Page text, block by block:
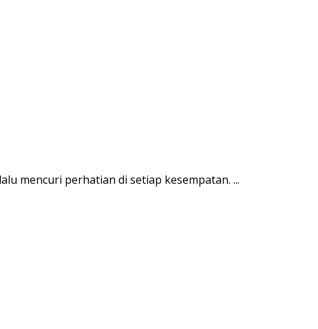
mencuri perhatian di setiap kesempatan. ...